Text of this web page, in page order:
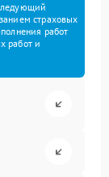
страховых
работ
работ и